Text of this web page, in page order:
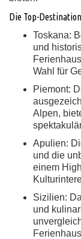
Die Top-
Toskana:
und
Wahl für
Piemont:
Alpen,
Apulien:
und die
einem
Sizilien:
und